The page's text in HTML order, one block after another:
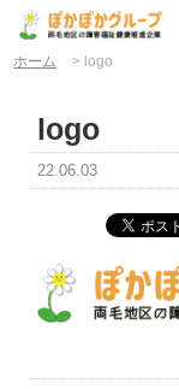
ホーム > logo
logo
22.06.03